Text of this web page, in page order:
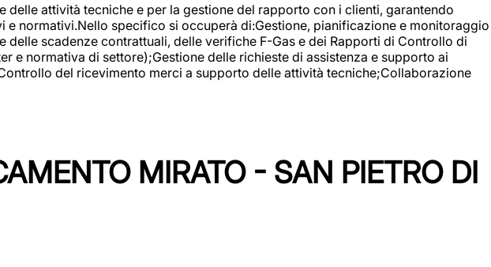
attività tecniche e per la gestione del rapporto con i clienti, garantendo
normativi.Nello specifico si occuperà di:Gestione, pianificazione e monitoraggio
scadenze contrattuali, delle verifiche F-Gas e dei Rapporti di Controllo di
e normativa di settore);Gestione delle richieste di assistenza e supporto ai
del ricevimento merci a supporto delle attività tecniche;Collaborazione
MIRATO - SAN PIETRO DI